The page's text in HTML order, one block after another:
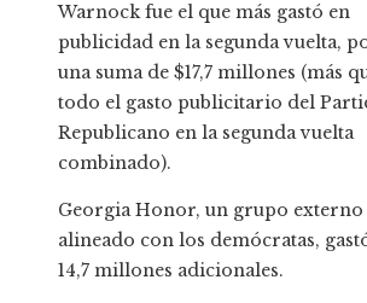
Warnock fue el que más gastó en
publicidad en la segunda vuelta,
una suma de $17,7 millones (más
todo el gasto publicitario del
Republicano en la segunda vuelta
combinado).
Georgia Honor, un grupo externo
alineado con los demócratas,
14,7 millones adicionales.